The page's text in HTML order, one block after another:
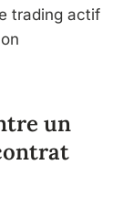
trading actif
un